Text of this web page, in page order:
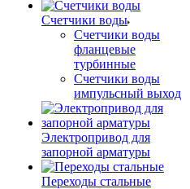
Счетчики воды
Счетчики воды
фланцевые
турбинные
Счетчики воды
импульсный выход
Электропривод для
запорной арматуры
Переходы стальные